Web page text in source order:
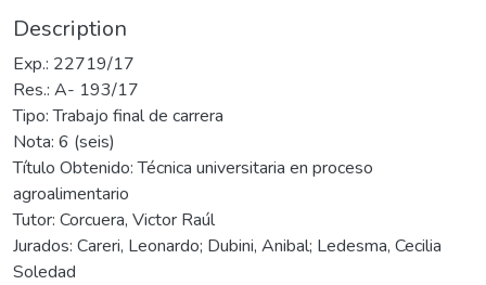
Description
Exp.: 22719/17
Res.: A- 193/17
Tipo: Trabajo final de carrera
Nota: 6 (seis)
Título Obtenido: Técnica universitaria en proceso
agroalimentario
Tutor: Corcuera, Victor Raúl
Jurados: Careri, Leonardo; Dubini, Anibal; Ledesma, Cecilia
Soledad